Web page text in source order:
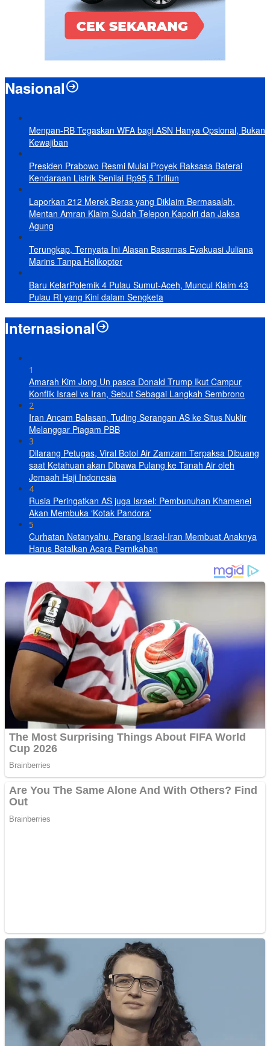
Nasional
Menpan-RB Tegaskan WFA bagi ASN Hanya Opsional, Bukan
Kewajiban
Presiden Prabowo Resmi Mulai Proyek Raksasa Baterai
Kendaraan Listrik Senilai Rp95,5 Triliun
Laporkan 212 Merek Beras yang Diklaim Bermasalah,
Mentan Amran Klaim Sudah Telepon Kapolri dan Jaksa
Agung
Terungkap, Ternyata Ini Alasan Basarnas Evakuasi Juliana
Marins Tanpa Helikopter
Baru KelarPolemik 4 Pulau Sumut-Aceh, Muncul Klaim 43
Pulau RI yang Kini dalam Sengketa
Internasional
1
Amarah Kim Jong Un pasca Donald Trump Ikut Campur
Konflik Israel vs Iran, Sebut Sebagai Langkah Sembrono
2
Iran Ancam Balasan, Tuding Serangan AS ke Situs Nuklir
Melanggar Piagam PBB
3
Dilarang Petugas, Viral Botol Air Zamzam Terpaksa Dibuang
saat Ketahuan akan Dibawa Pulang ke Tanah Air oleh
Jemaah Haji Indonesia
4
Rusia Peringatkan AS juga Israel: Pembunuhan Khamenei
Akan Membuka ‘Kotak Pandora’
5
Curhatan Netanyahu, Perang Israel-Iran Membuat Anaknya
Harus Batalkan Acara Pernikahan